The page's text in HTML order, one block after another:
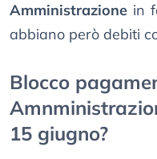
Amministrazione in
abbiano però debiti
Blocco
15 giugno?